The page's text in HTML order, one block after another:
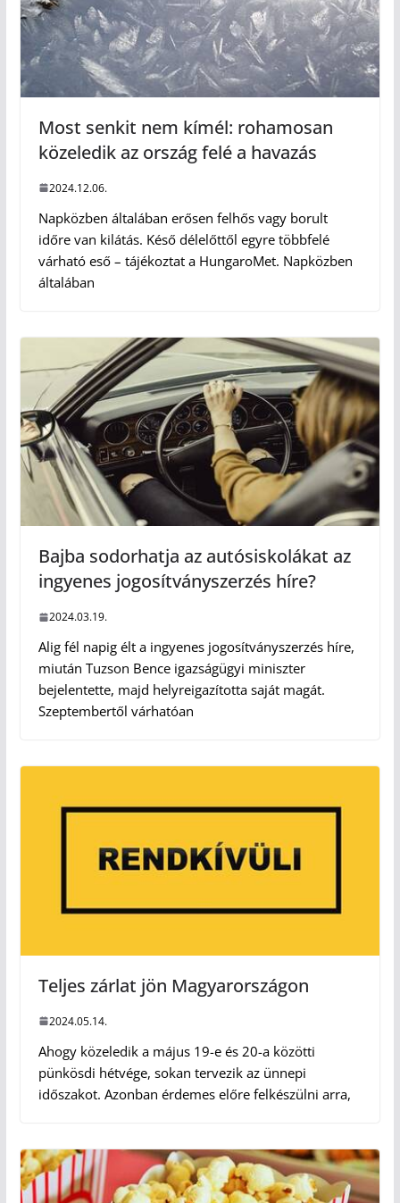
Most senkit nem kímél: rohamosan
közeledik az ország felé a havazás
2024.12.06.
Napközben általában erősen felhős vagy borult
időre van kilátás. Késő délelőttől egyre többfelé
várható eső – tájékoztat a HungaroMet. Napközben
általában
Bajba sodorhatja az autósiskolákat az
ingyenes jogosítványszerzés híre?
2024.03.19.
Alig fél napig élt a ingyenes jogosítványszerzés híre,
miután Tuzson Bence igazságügyi miniszter
bejelentette, majd helyreigazította saját magát.
Szeptembertől várhatóan
Teljes zárlat jön Magyarországon
2024.05.14.
Ahogy közeledik a május 19-e és 20-a közötti
pünkösdi hétvége, sokan tervezik az ünnepi
időszakot. Azonban érdemes előre felkészülni arra,